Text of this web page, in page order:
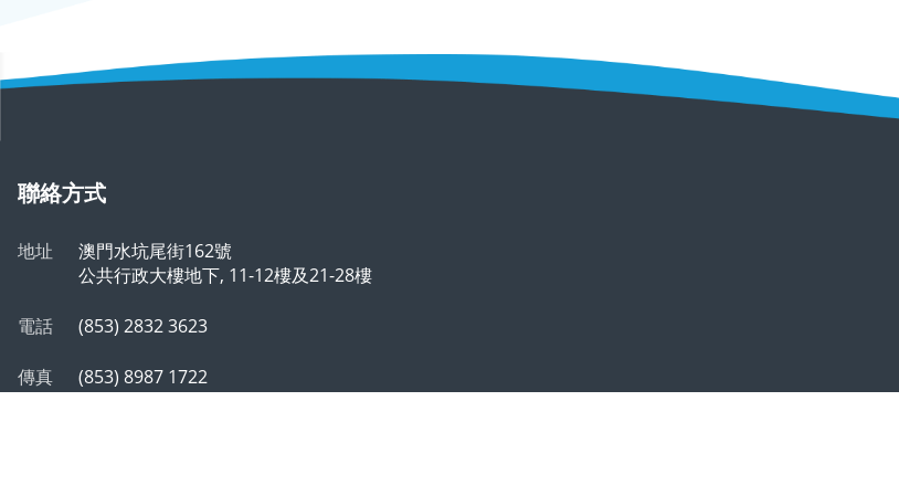
聯絡方式
地址
澳門水坑尾街162號
公共行政大樓地下, 11-12樓及21-28樓
電話 (853) 2832 3623
傳真 (853) 8987 1722